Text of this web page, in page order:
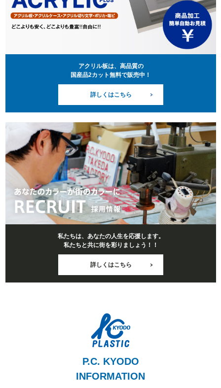
アクリル板は、高品質の
国産品2カット無料で販売中！
詳しくはこちら
私たちは、あなたの人生を応援します。
私たちと共に街を彩りましょう！！
詳しくはこちら
P.C. KYODO
INFORMATION